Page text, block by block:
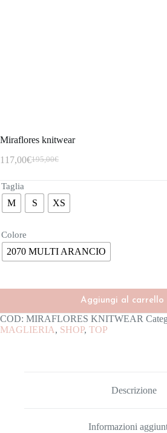
Miraflores knitwear
195,00€
117,00€
Taglia
M S XS
Colore
2070 MULTI ARANCIO
Aggiungi al carrello
COD: MIRAFLORES KNITWEAR
MAGLIERIA, SHOP, TOP
Descrizione
Informazioni